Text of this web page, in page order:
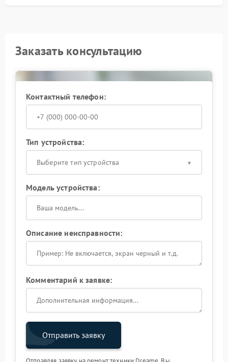
Заказать консультацию
Контактный телефон:
Тип устройства:
Выберите тип устройства
Модель устройства:
Описание неисправности:
Комментарий к заявке:
Отправить заявку